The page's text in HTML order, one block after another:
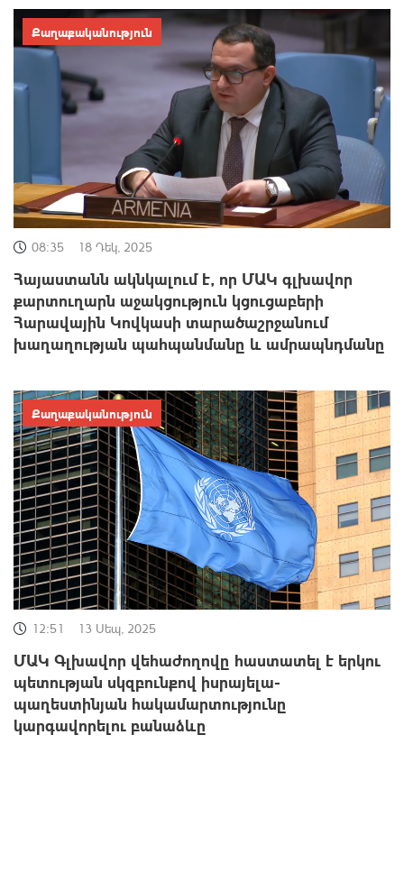
08:35 18 Դեկ, 2025
Հայաստանն ակնկալում է, որ ՄԱԿ գլխավոր
քարտուղարն աջակցություն կցուցաբերի
Հարավային Կովկասի տարածաշրջանում
խաղաղության պահպանմանը և ամրապնդմանը
Քաղաքականություն
12:51 13 Սեպ, 2025
ՄԱԿ Գլխավոր վեհաժողովը հաստատել է երկու
պետության սկզբունքով իսրայելա-
պաղեստինյան հակամարտությունը
կարգավորելու բանաձևը
Քաղաքականություն